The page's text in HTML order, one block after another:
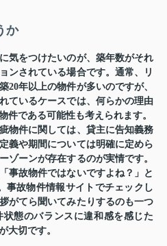
か
気をつけたいのが、築年数がそれ
ンされている場合です。通常、リ
20年以上の物件が多いのですが、
ているケースでは、何らかの理由
件である可能性も考えられます。
物件に関しては、貸主に告知義務
義や期間については明確に定めら
ゾーンが存在するのが実情です。
事故物件ではないですよね？」と
事故物件情報サイトでチェックし
がてら聞いてみたりするのも一つ
態のバランスに違和感を感じた
大切です。